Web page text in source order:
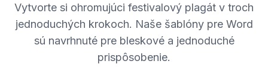
Vytvorte si ohromujúci festivalový plagát v troch
jednoduchých krokoch. Naše šablóny pre Word
sú navrhnuté pre bleskové a jednoduché
prispôsobenie.